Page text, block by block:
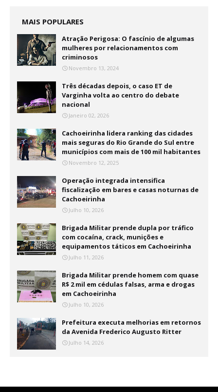
MAIS POPULARES
Atração Perigosa: O fascínio de algumas
mulheres por relacionamentos com
criminosos
Novembro 13, 2024
Três décadas depois, o caso ET de
Varginha volta ao centro do debate
nacional
Janeiro 02, 2026
Cachoeirinha lidera ranking das cidades
mais seguras do Rio Grande do Sul entre
municípios com mais de 100 mil habitantes
Novembro 12, 2025
Operação integrada intensifica
fiscalização em bares e casas noturnas de
Cachoeirinha
Julho 10, 2026
Brigada Militar prende dupla por tráfico
com cocaína, crack, munições e
equipamentos táticos em Cachoeirinha
Julho 11, 2026
Brigada Militar prende homem com quase
R$ 2 mil em cédulas falsas, arma e drogas
em Cachoeirinha
Julho 10, 2026
Prefeitura executa melhorias em retornos
da Avenida Frederico Augusto Ritter
Julho 14, 2026